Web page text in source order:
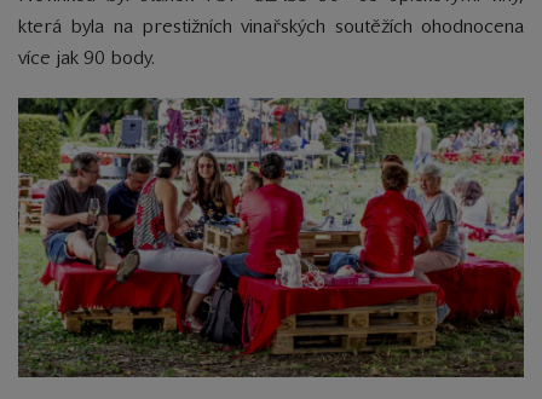
která byla na prestižních vinařských soutěžích ohodnocena
více jak 90 body.